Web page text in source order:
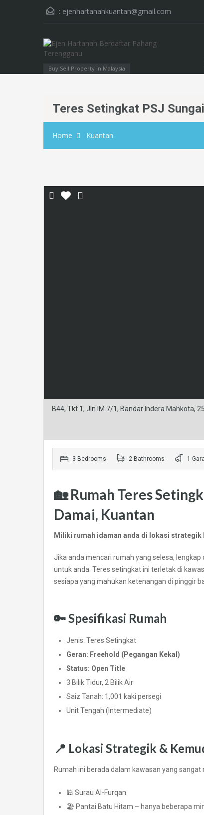
: ejenhartanahkuantan@gmail.com
Buy Sell Property in Malaysia
Teres Setingkat PSJ
Home Kuantan
B44, Tkt 1, Jln IM 7/1, Bandar Indera Mahkota,
3 Bedrooms 2 Bathrooms 1
🏡 Rumah Teres
Damai, Kuantan
Miliki rumah idaman anda di lokasi strategik
Jika anda mencari rumah yang selesa,
untuk anda. Teres setingkat ini terletak di
sesiapa yang mahukan ketenangan di pinggir
🔑Spesifikasi Rumah
Jenis: Teres Setingkat
Geran: Freehold (Pegangan Kekal)
Status: Open Title
3 Bilik Tidur, 2 Bilik Air
Saiz Tanah: 1,001 kaki persegi
Unit Tengah (Intermediate)
📍 Lokasi Strategik &
Rumah ini berada dalam kawasan yang
🕌 Surau Al-Furqan
🏖 Pantai Batu Hitam – hanya beberapa